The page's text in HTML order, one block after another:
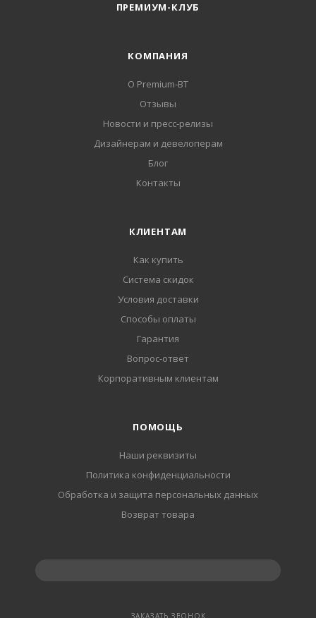
ПРЕМИУМ-КЛУБ
КОМПАНИЯ
О Premium-BT
Отзывы
Новости и пресс-релизы
Дизайнерам и девелоперам
Блог
Контакты
КЛИЕНТАМ
Как купить
Система скидок
Условия доставки
Способы оплаты
Гарантия
Вопрос-ответ
Корпоративным клиентам
ПОМОЩЬ
Наши реквизиты
Политика конфиденциальности
Обработка и защита персональных данных
Возврат товара
ЗАКАЗАТЬ ЗВОНОК